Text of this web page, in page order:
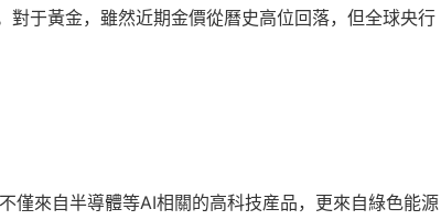
對于黃金，雖然近期金價從曆史高位回落，但全球央行
僅來自半導體等AI相關的高科技産品，更來自綠色能源